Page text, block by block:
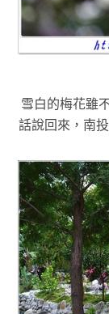
雪白的梅花雖
話說回來 ，南